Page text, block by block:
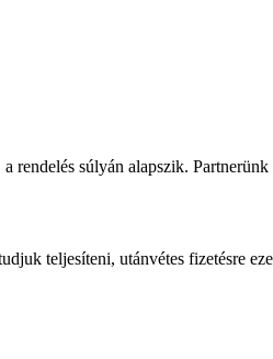
súlyán alapszik.
teljesíteni, utánvétes fizetésre